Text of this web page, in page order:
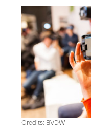
Credits: BVDW